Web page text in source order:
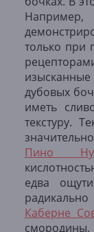
Например,
только при
дубовых
иметь
текстуру.
Пино
едва
Каберне